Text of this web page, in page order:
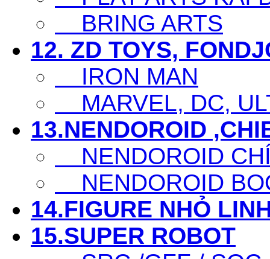
BRING ARTS
12. ZD TOYS,
IRON MAN
MARVEL, DC,
13.NENDOROID
NENDOROID
NENDOROID
14.FIGURE NHỎ
15.SUPER ROBOT